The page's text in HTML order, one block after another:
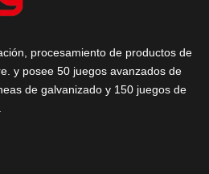
procesamiento de productos de
y posee 50 juegos avanzados de
de galvanizado y 150 juegos de